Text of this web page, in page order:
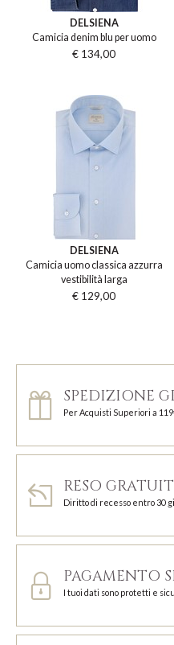
DELSIENA
Camicia denim blu per uomo
€ 134,00
DELSIENA
Camicia uomo classica azzurra
vestibilità larga
€ 129,00
SPEDIZIONE
Per Acquisti Superiori a
RESO
Diritto di recesso entro 30
PAGAMENTO
I tuoi dati sono protetti e